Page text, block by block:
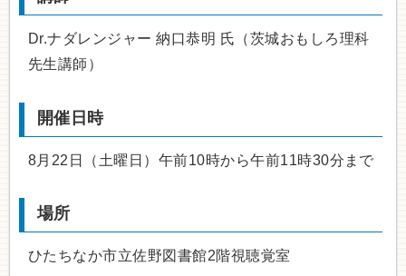
Dr.ナダレンジャー 納口恭明 氏（茨城おもしろ理科
先生講師）
開催日時
8月22日（土曜日）午前10時から午前11時30分まで
場所
ひたちなか市立佐野図書館2階視聴覚室